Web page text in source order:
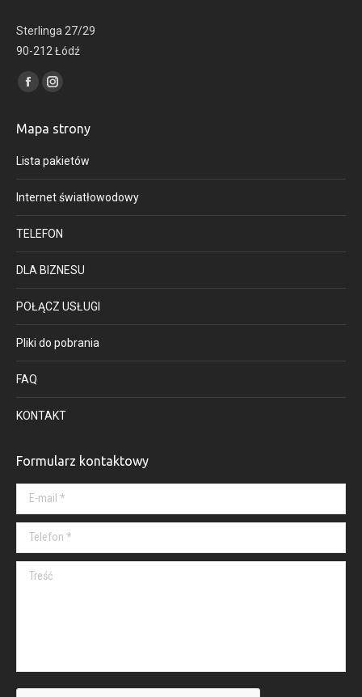
Sterlinga 27/29
90-212 Łódź
Find us on:
Facebook
opens
in
window
Instagram
opens
in
window
Mapa strony
Lista pakietów
Internet światłowodowy
TELEFON
DLA BIZNESU
POŁĄCZ USŁUGI
Pliki do pobrania
FAQ
KONTAKT
Formularz kontaktowy
E-mail *
Telefon *
Treść